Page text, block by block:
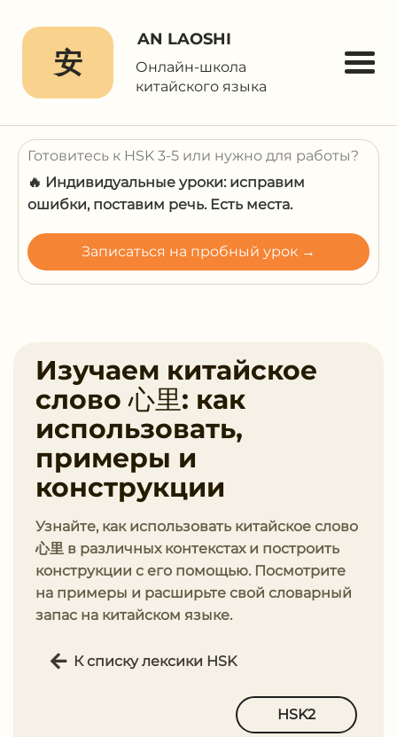
安
AN LAOSHI
Онлайн-школа
китайского языка
Готовитесь к HSK 3-5 или нужно для работы?
🔥 Индивидуальные уроки: исправим
ошибки, поставим речь. Есть места.
Записаться на пробный урок →
Изучаем китайское
слово 心里: как
использовать,
примеры и
конструкции
Узнайте, как использовать китайское слово
心里 в различных контекстах и построить
конструкции с его помощью. Посмотрите
на примеры и расширьте свой словарный
запас на китайском языке.
К списку лексики HSK
HSK2